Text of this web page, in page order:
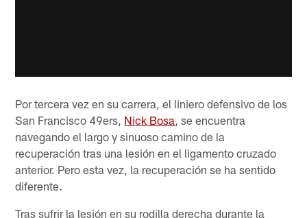
Por tercera vez en su carrera, el liniero defensivo de los
San Francisco 49ers, Nick Bosa , se encuentra
navegando el largo y sinuoso camino de la
recuperación tras una lesión en el ligamento cruzado
anterior. Pero esta vez, la recuperación se ha sentido
diferente.
Tras sufrir la lesión en su rodilla derecha durante la